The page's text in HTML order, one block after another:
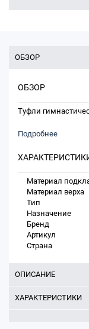
ОБЗОР
ОБЗОР
Туфли
Подробнее
Материал
Материал верха
Тип
Назначение
Бренд
Артикул
Страна
ОПИСАНИЕ
ХАРАКТЕРИСТИКИ